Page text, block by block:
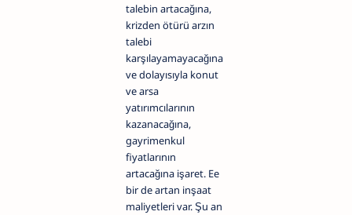
talebin artacağına,
krizden ötürü arzın
talebi
karşılayamayacağına
ve dolayısıyla konut
ve arsa
yatırımcılarının
kazanacağına,
gayrimenkul
fiyatlarının
artacağına işaret. Ee
bir de artan inşaat
maliyetleri var. Şu an